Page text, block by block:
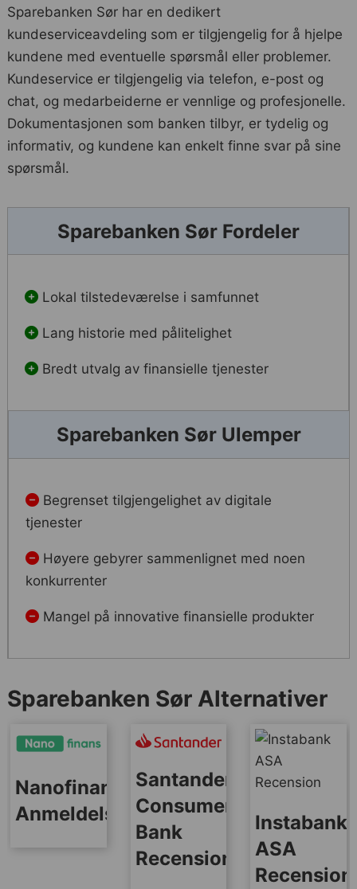
Sparebanken Sør har en dedikert
kundeserviceavdeling som er tilgjengelig for å hjelpe
kundene med eventuelle spørsmål eller problemer.
Kundeservice er tilgjengelig via telefon, e-post og
chat, og medarbeiderne er vennlige og profesjonelle.
Dokumentasjonen som banken tilbyr, er tydelig og
informativ, og kundene kan enkelt finne svar på sine
spørsmål.
Sparebanken Sør Fordeler
Lokal tilstedeværelse i samfunnet
Lang historie med pålitelighet
Bredt utvalg av finansielle tjenester
Sparebanken Sør Ulemper
Begrenset tilgjengelighet av digitale
tjenester
Høyere gebyrer sammenlignet med noen
konkurrenter
Mangel på innovative finansielle produkter
Sparebanken Sør Alternativer
Nanofinans
Anmeldelse
Santander
Consumer
Bank
Recension
Instabank
ASA
Recension